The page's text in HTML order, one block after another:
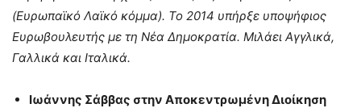
(Ευρωπαϊκό Λαϊκό κόμμα). Το 2014 υπήρξε υποψήφιος
Ευρωβουλευτής με τη Νέα Δημοκρατία. Μιλάει Αγγλικά,
Γαλλικά και Ιταλικά.
Ιωάννης Σάββας στην Αποκεντρωμένη Διοίκηση